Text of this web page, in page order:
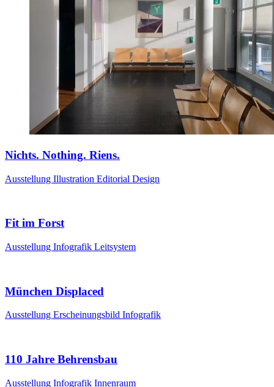
Nichts. Nothing. Riens.
Ausstellung Illustration Editorial Design
Fit im Forst
Ausstellung Infografik Leitsystem
München Displaced
Ausstellung Erscheinungsbild Infografik
110 Jahre Behrensbau
Ausstellung Infografik Innenraum